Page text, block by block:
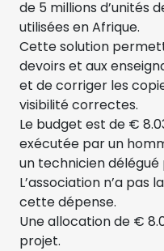
de 5 millions d’unités
utilisées en Afrique.
Cette solution
devoirs et aux
et de corriger les
visibilité correctes.
Le budget est de €
exécutée par un
un technicien délégué
L’association n’a pas
cette dépense.
Une allocation de €
projet.